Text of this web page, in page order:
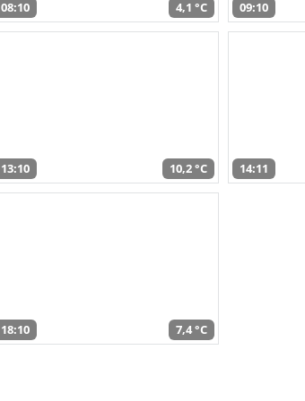
08:10 4,1 °C 09:10
13:10 10,2 °C 14:11
18:10 7,4 °C